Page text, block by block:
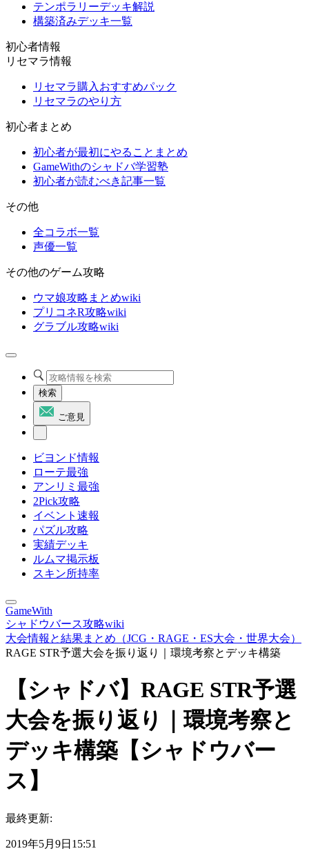
テンポラリーデッキ解説
構築済みデッキ一覧
初心者情報
リセマラ情報
リセマラ購入おすすめパック
リセマラのやり方
初心者まとめ
初心者が最初にやることまとめ
GameWithのシャドバ学習塾
初心者が読むべき記事一覧
その他
全コラボ一覧
声優一覧
その他のゲーム攻略
ウマ娘攻略まとめwiki
プリコネR攻略wiki
グラブル攻略wiki
検索
ご意見
ビヨンド情報
ローテ最強
アンリミ最強
2Pick攻略
イベント速報
パズル攻略
実績デッキ
ルムマ掲示板
スキン所持率
GameWith
シャドウバース攻略wiki
大会情報と結果まとめ（JCG・RAGE・ES大会・世界大会）
RAGE STR予選大会を振り返り｜環境考察とデッキ構築
【シャドバ】RAGE STR予選
大会を振り返り｜環境考察と
デッキ構築【シャドウバー
ス】
最終更新:
2019年5月9日15:51